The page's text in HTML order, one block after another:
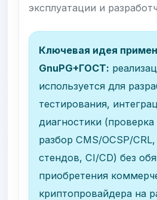
эксплуатации и
Ключевая идея
GnuPG+ГОСТ:
используется для
тестирования,
диагностики
разбор CMS/OCSP/
стендов, CI/CD) без
приобретения
криптопровайдера на